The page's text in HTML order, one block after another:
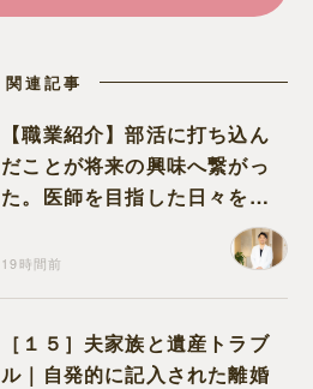
関連記事
【職業紹介】部活に打ち込ん
だことが将来の興味へ繋がっ
た。医師を目指した日々を振
19時間前
［１５］夫家族と遺産トラブ
ル｜自発的に記入された離婚